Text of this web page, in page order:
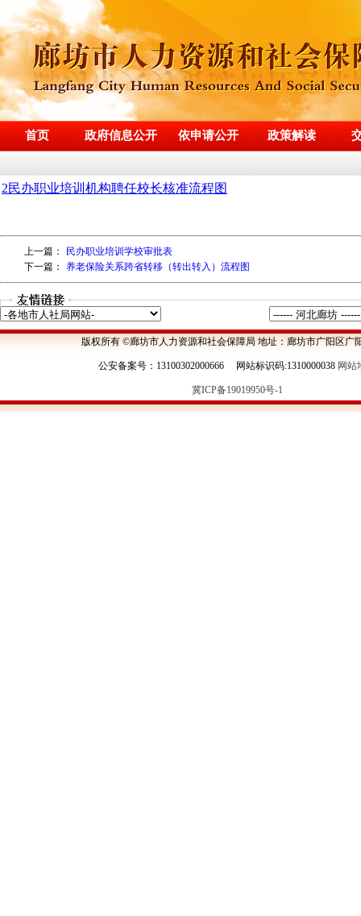
首页 政府信息公开 依申请公开 政策解读
上一篇：
民办职业培训学校审批表
下一篇：
养老保险关系跨省转移（转出转入）流程图
版权所有 ©廊坊市人力资源和社会保障局 地址：廊坊市广阳区广
公安备案号：13100302000666 网站标识码:1310000038 网站
冀ICP备19019950号-1